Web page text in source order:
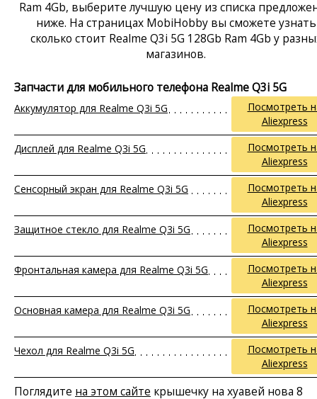
Ram 4Gb, выберите лучшую цену из списка
ниже. На страницах MobiHobby вы сможете узнать
сколько стоит Realme Q3i 5G 128Gb Ram 4Gb у
магазинов.
Запчасти для мобильного телефона Realme Q3i 5G
Аккумулятор для Realme Q3i 5G
Посмотреть
Aliexpress
Дисплей для Realme Q3i 5G
Посмотреть
Aliexpress
Сенсорный экран для Realme Q3i 5G
Посмотреть
Aliexpress
Защитное стекло для Realme Q3i 5G
Посмотреть
Aliexpress
Фронтальная камера для Realme Q3i 5G
Посмотреть
Aliexpress
Основная камера для Realme Q3i 5G
Посмотреть
Aliexpress
Чехол для Realme Q3i 5G
Посмотреть
Aliexpress
Поглядите на этом сайте крышечку на хуавей нова 8